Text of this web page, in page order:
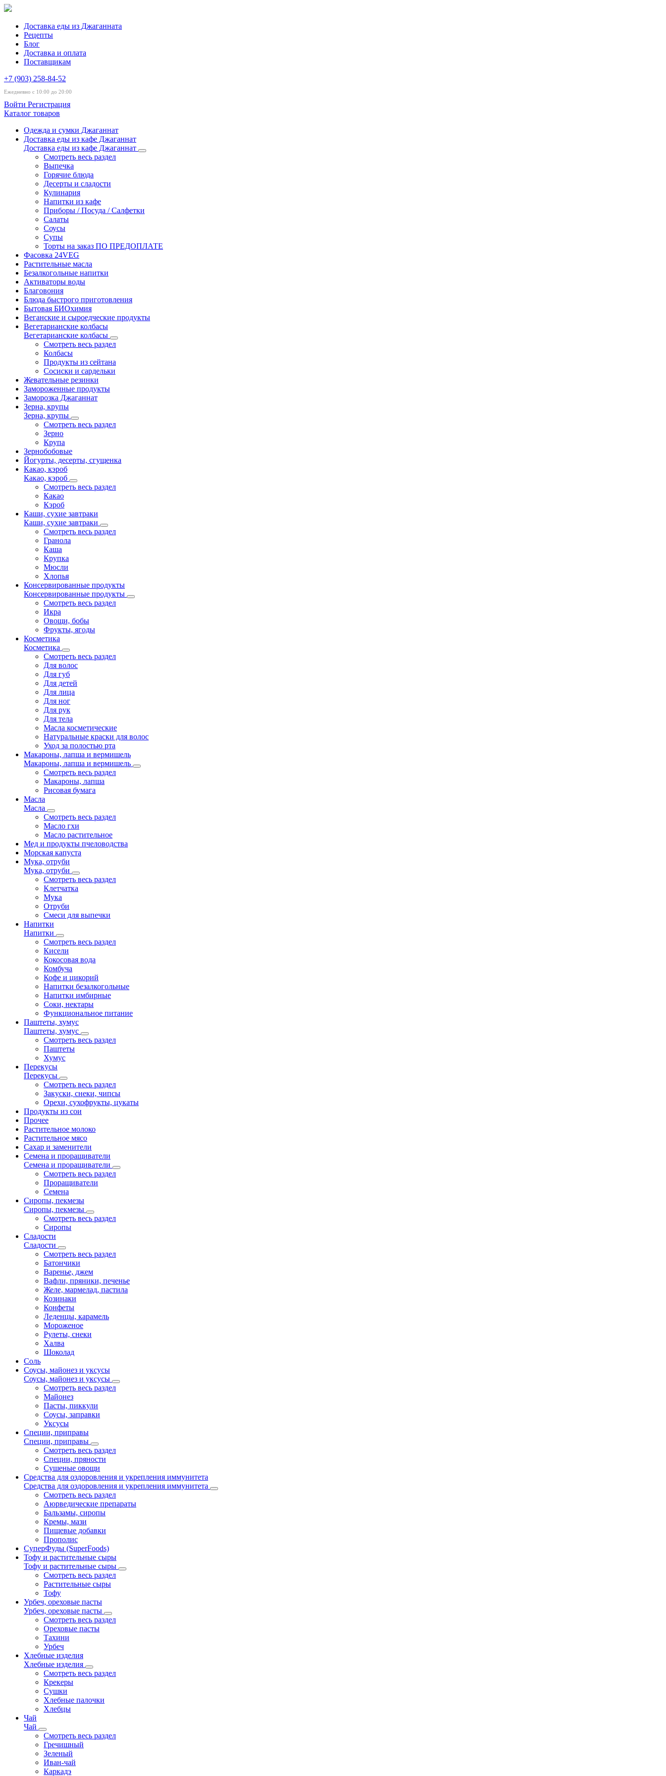
Доставка еды из Джаганната
Рецепты
Блог
Доставка и оплата
Поставщикам
+7 (903) 258-84-52
Ежедневно с 10:00 до 20:00
Войти Регистрация
Каталог товаров
Одежда и сумки Джаганнат
Доставка еды из кафе Джаганнат
Доставка еды из кафе Джаганнат
Смотреть весь раздел
Выпечка
Горячие блюда
Десерты и сладости
Кулинария
Напитки из кафе
Приборы / Посуда / Салфетки
Салаты
Соусы
Супы
Торты на заказ ПО ПРЕДОПЛАТЕ
Фасовка 24VEG
Растительные масла
Безалкогольные напитки
Активаторы воды
Благовония
Блюда быстрого приготовления
Бытовая БИОхимия
Веганские и сыроедческие продукты
Вегетарианские колбасы
Вегетарианские колбасы
Смотреть весь раздел
Колбасы
Продукты из сейтана
Сосиски и сардельки
Жевательные резинки
Замороженные продукты
Заморозка Джаганнат
Зерна, крупы
Зерна, крупы
Смотреть весь раздел
Зерно
Крупа
Зернобобовые
Йогурты, десерты, сгущенка
Какао, кэроб
Какао, кэроб
Смотреть весь раздел
Какао
Кэроб
Каши, сухие завтраки
Каши, сухие завтраки
Смотреть весь раздел
Гранола
Каша
Крупка
Мюсли
Хлопья
Консервированные продукты
Консервированные продукты
Смотреть весь раздел
Икра
Овощи, бобы
Фрукты, ягоды
Косметика
Косметика
Смотреть весь раздел
Для волос
Для губ
Для детей
Для лица
Для ног
Для рук
Для тела
Масла косметические
Натуральные краски для волос
Уход за полостью рта
Макароны, лапша и вермишель
Макароны, лапша и вермишель
Смотреть весь раздел
Макароны, лапша
Рисовая бумага
Масла
Масла
Смотреть весь раздел
Масло гхи
Масло растительное
Мед и продукты пчеловодства
Морская капуста
Мука, отруби
Мука, отруби
Смотреть весь раздел
Клетчатка
Мука
Отруби
Смеси для выпечки
Напитки
Напитки
Смотреть весь раздел
Кисели
Кокосовая вода
Комбуча
Кофе и цикорий
Напитки безалкогольные
Напитки имбирные
Соки, нектары
Функциональное питание
Паштеты, хумус
Паштеты, хумус
Смотреть весь раздел
Паштеты
Хумус
Перекусы
Перекусы
Смотреть весь раздел
Закуски, снеки, чипсы
Орехи, сухофрукты, цукаты
Продукты из сои
Прочее
Растительное молоко
Растительное мясо
Сахар и заменители
Семена и проращиватели
Семена и проращиватели
Смотреть весь раздел
Проращиватели
Семена
Сиропы, пекмезы
Сиропы, пекмезы
Смотреть весь раздел
Сиропы
Сладости
Сладости
Смотреть весь раздел
Батончики
Варенье, джем
Вафли, пряники, печенье
Желе, мармелад, пастила
Козинаки
Конфеты
Леденцы, карамель
Мороженое
Рулеты, снеки
Халва
Шоколад
Соль
Соусы, майонез и уксусы
Соусы, майонез и уксусы
Смотреть весь раздел
Майонез
Пасты, пиккули
Соусы, заправки
Уксусы
Специи, приправы
Специи, приправы
Смотреть весь раздел
Специи, пряности
Сушеные овощи
Средства для оздоровления и укрепления иммунитета
Средства для оздоровления и укрепления иммунитета
Смотреть весь раздел
Аюрведические препараты
Бальзамы, сиропы
Кремы, мази
Пищевые добавки
Прополис
СуперФуды (SuperFoods)
Тофу и растительные сыры
Тофу и растительные сыры
Смотреть весь раздел
Растительные сыры
Тофу
Урбеч, ореховые пасты
Урбеч, ореховые пасты
Смотреть весь раздел
Ореховые пасты
Тахини
Урбеч
Хлебные изделия
Хлебные изделия
Смотреть весь раздел
Крекеры
Сушки
Хлебные палочки
Хлебцы
Чай
Чай
Смотреть весь раздел
Гречишный
Зеленый
Иван-чай
Каркадэ